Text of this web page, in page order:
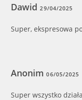
Dawid 29/04/2025
Super, ekspresowa
Anonim06/05/2025
Super wszystko